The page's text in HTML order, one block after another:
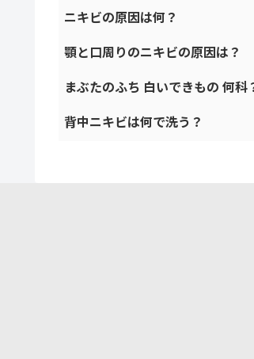
ニキビの原因は何？
顎と口周りのニキビの原因は？
まぶたのふち 白いできもの 何科
背中ニキビは何で洗う？